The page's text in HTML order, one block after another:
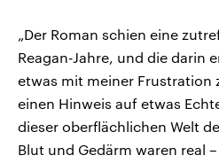
„Der Roman schien eine
Reagan-Jahre, und die darin
etwas mit meiner Frustration
einen Hinweis auf etwas
dieser oberflächlichen Welt
Blut und Gedärm waren real